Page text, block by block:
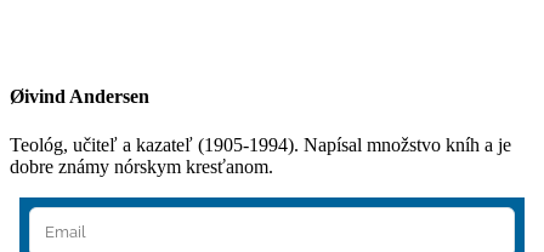
Øivind Andersen
Teológ, učiteľ a kazateľ (1905-1994). Napísal množstvo kníh a je
dobre známy nórskym kresťanom.